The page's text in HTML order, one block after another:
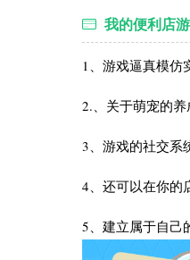
我的便利店
1、游戏逼真模仿
2.、关于萌宠的
3、游戏的社交系
4、还可以在你的
5、建立属于自己